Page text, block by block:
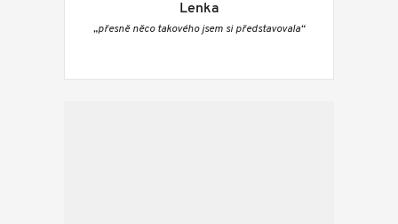
Lenka
„přesně něco takového jsem si představovala“